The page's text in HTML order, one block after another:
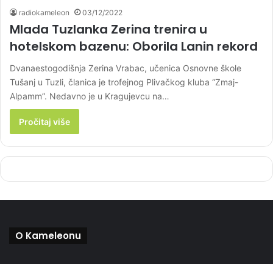
radiokameleon 03/12/2022
Mlada Tuzlanka Zerina trenira u
hotelskom bazenu: Oborila Lanin rekord
Dvanaestogodišnja Zerina Vrabac, učenica Osnovne škole
Tušanj u Tuzli, članica je trofejnog Plivačkog kluba “Zmaj-
Alpamm”. Nedavno je u Kragujevcu na…
Pročitaj više
O Kameleonu